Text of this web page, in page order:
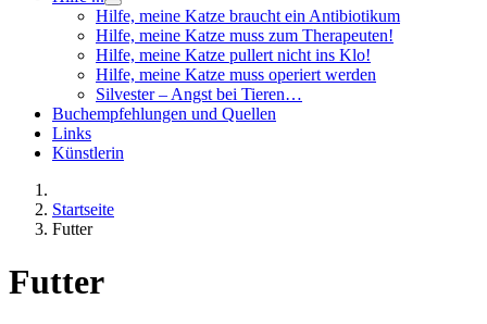
Hilfe, meine Katze braucht ein Antibiotikum
Hilfe, meine Katze muss zum Therapeuten!
Hilfe, meine Katze pullert nicht ins Klo!
Hilfe, meine Katze muss operiert werden
Silvester – Angst bei Tieren…
Buchempfehlungen und Quellen
Links
Künstlerin
Startseite
Futter
Futter